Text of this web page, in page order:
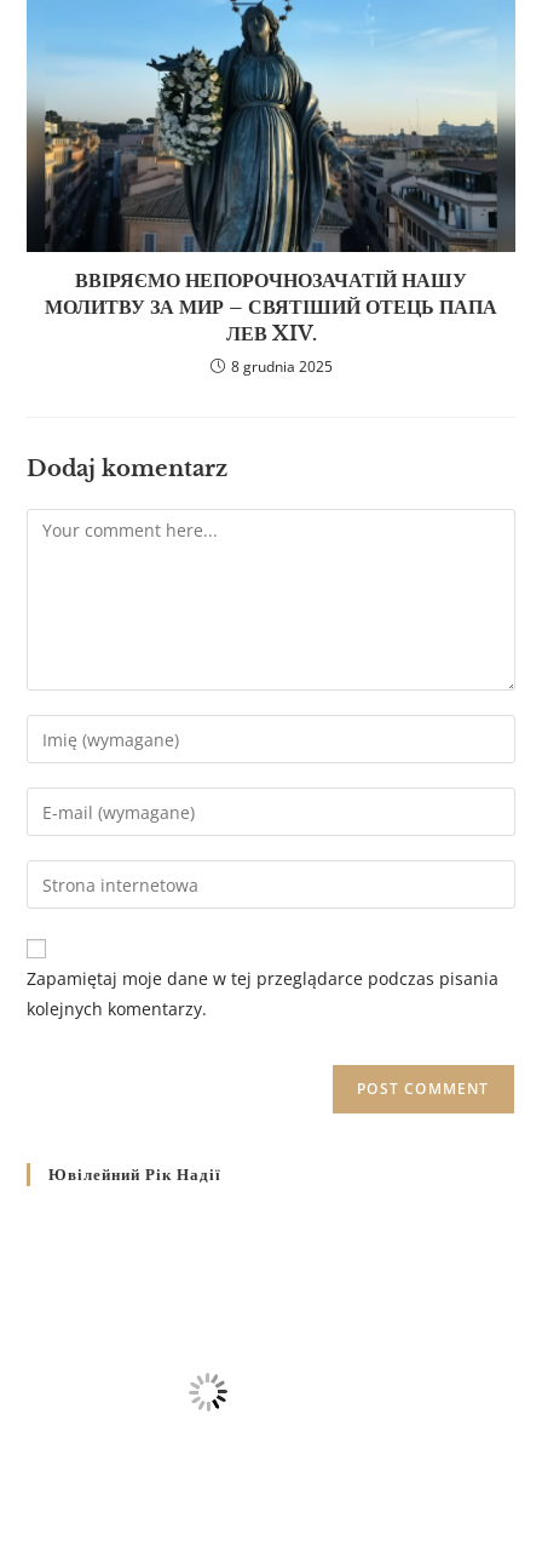
ВВІРЯЄМО НЕПОРОЧНОЗАЧАТІЙ НАШУ
МОЛИТВУ ЗА МИР – СВЯТІШИЙ ОТЕЦЬ ПАПА
ЛЕВ XIV.
8 grudnia 2025
Dodaj komentarz
Zapamiętaj moje dane w tej przeglądarce podczas pisania
kolejnych komentarzy.
Ювілейний Рік Надії